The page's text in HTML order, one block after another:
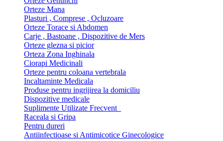
Orteze Mana
Plasturi , Comprese , Ocluzoare
Orteze Torace si Abdomen
Carje , Bastoane , Dispozitive de Mers
Orteze glezna si picior
Orteza Zona Inghinala
Ciorapi Medicinali
Orteze pentru coloana vertebrala
Incaltaminte Medicala
Produse pentru ingrijirea la domiciliu
Dispozitive medicale
Suplimente Utilizate Frecvent
Raceala si Gripa
Pentru dureri
Antiinfectioase si Antimicotice Ginecologice